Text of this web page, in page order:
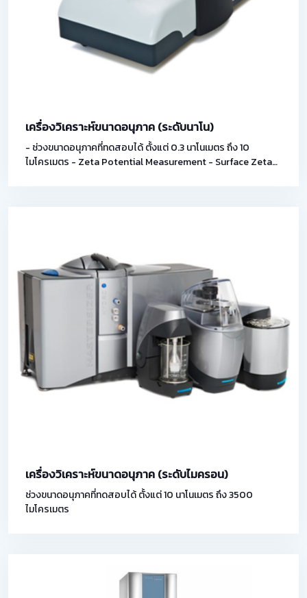
เครื่องวิเคราะห์ขนาดอนุภาค (ระดับนาโน)
- ช่วงขนาดอนุภาคที่ทดสอบได้ ตั้งแต่ 0.3 นาโนเมตร ถึง 10
ไมโครเมตร - Zeta Potential Measurement - Surface Zeta
เครื่องวิเคราะห์ขนาดอนุภาค (ระดับไมครอน)
ช่วงขนาดอนุภาคที่ทดสอบได้ ตั้งแต่ 10 นาโนเมตร ถึง 3500
ไมโครเมตร